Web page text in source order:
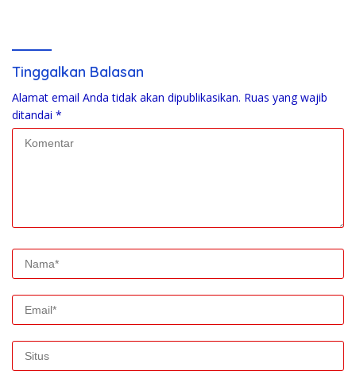
Tinggalkan Balasan
Alamat email Anda tidak akan dipublikasikan. Ruas yang wajib
ditandai *